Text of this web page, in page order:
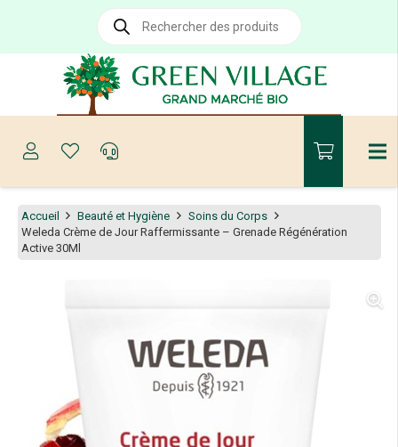
Recherche
produits
Accueil Beauté et Hygiène
Soins du Corps
Weleda Crème de Jour Raffermissante – Grenade Régénération
Active 30Ml